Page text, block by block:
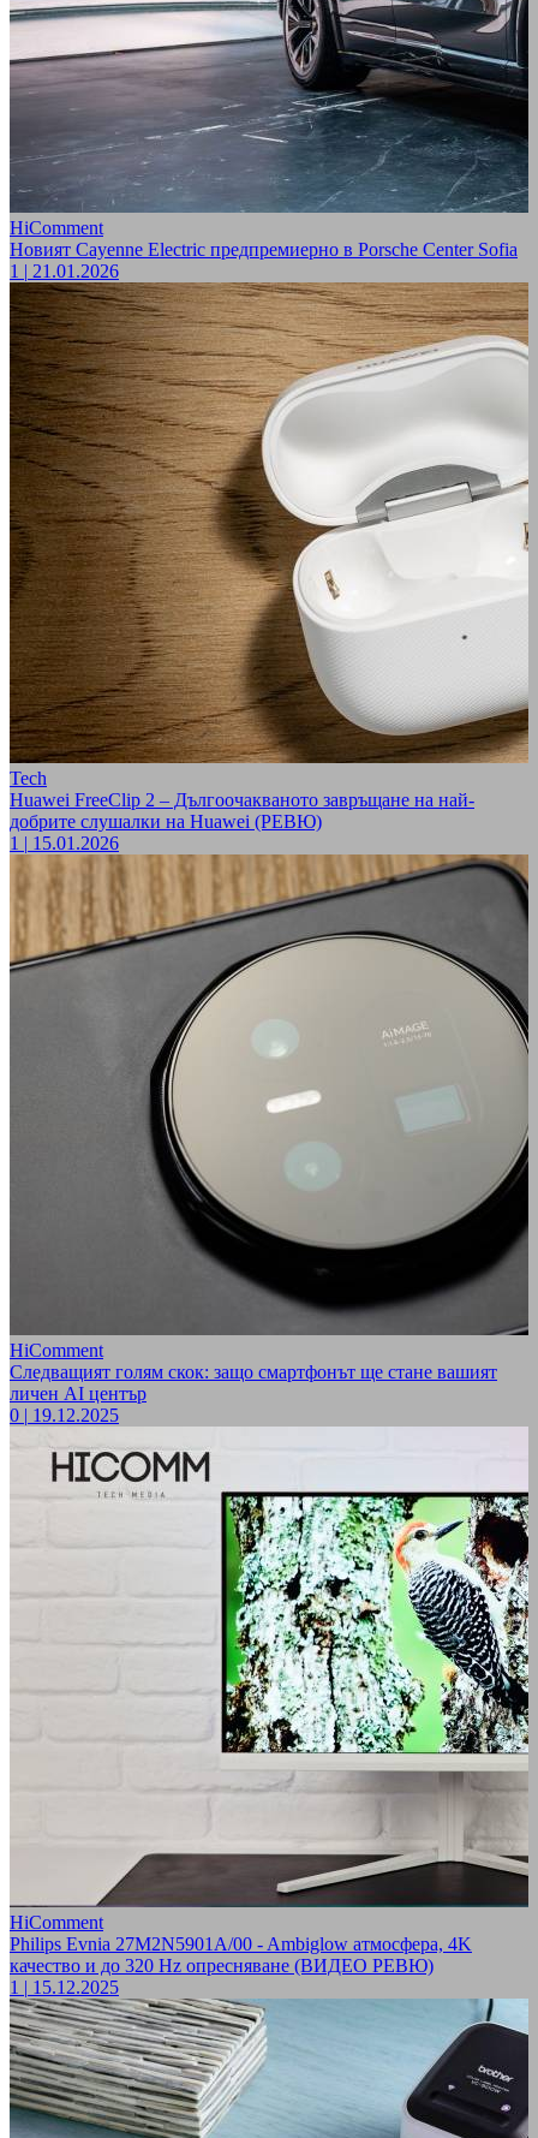
HiComment
Новият Cayenne Electric предпремиерно в Porsche Center Sofia
1 | 21.01.2026
Tech
Huawei FreeClip 2 – Дългоочакваното завръщане на най-
добрите слушалки на Huawei (РЕВЮ)
1 | 15.01.2026
HiComment
Следващият голям скок: защо смартфонът ще стане вашият
личен AI център
0 | 19.12.2025
HiComment
Philips Evnia 27M2N5901A/00 - Ambiglow атмосфера, 4K
качество и до 320 Hz опресняване (ВИДЕО РЕВЮ)
1 | 15.12.2025